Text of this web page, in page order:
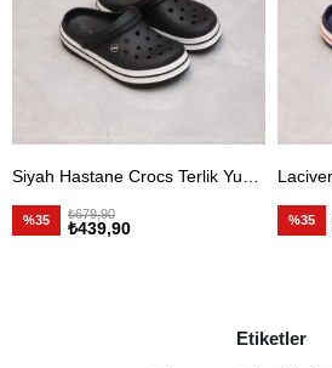
Siyah Hastane Crocs Terlik Yumuşak Kaliteli
%35 ₺439,90
₺679,90 %35
Etiketler